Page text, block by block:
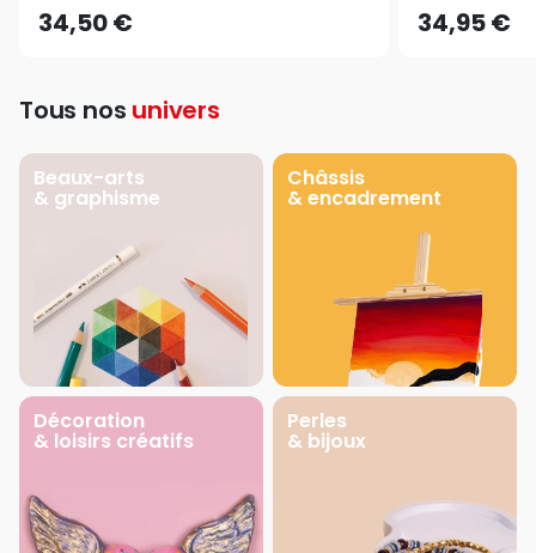
34,50 € 34,95 €
Tous nos univers
Beaux-arts
& graphisme
Châssis
& encadrement
Décoration
& loisirs créatifs
Perles
& bijoux